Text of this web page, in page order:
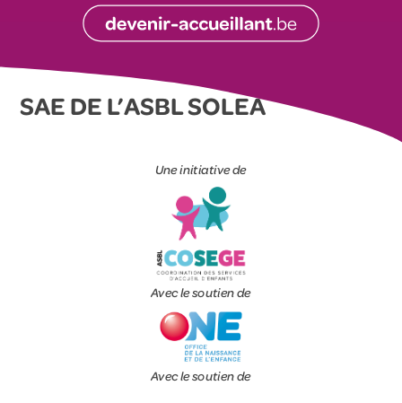
SAE DE L’ASBL SOLEA
Une initiative de
Avec le soutien de
Avec le soutien de